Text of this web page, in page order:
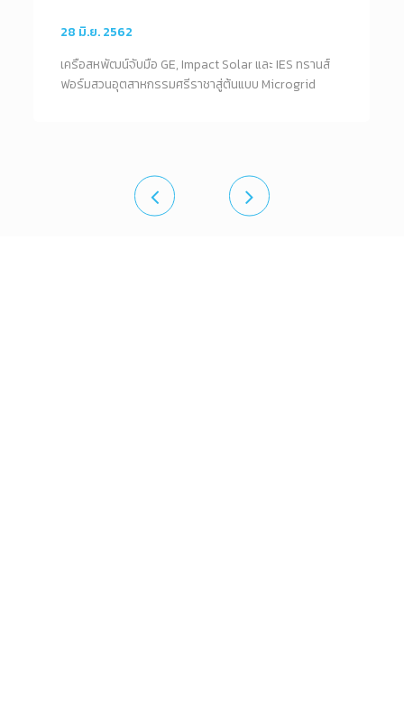
28 มิ.ย. 2562
เครือสหพัฒน์จับมือ GE, Impact Solar และ IES ทรานส์
ฟอร์มสวนอุตสาหกรรมศรีราชาสู่ต้นแบบ Microgrid